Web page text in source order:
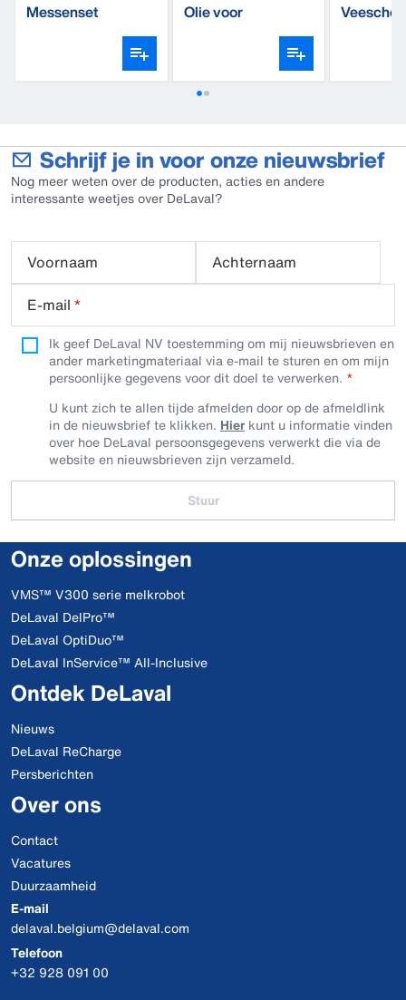
Messenset Olie voor
Schrijf je in voor onze nieuwsbrief
Nog meer weten over de producten, acties en andere
interessante weetjes over DeLaval?
Voornaam
Achternaam
E-mail *
Ik geef DeLaval NV toestemming om mij nieuwsbrieven en
ander marketingmateriaal via e-mail te sturen en om mijn
persoonlijke gegevens voor dit doel te verwerken.
U kunt zich te allen tijde afmelden door op de afmeldlink
in de nieuwsbrief te klikken. Hier kunt u informatie vinden
over hoe DeLaval persoonsgegevens verwerkt die via de
website en nieuwsbrieven zijn verzameld.
Stuur
Onze oplossingen
VMS™ V300 serie melkrobot
DeLaval DelPro™
DeLaval OptiDuo™
DeLaval InService™ All-Inclusive
Ontdek DeLaval
Nieuws
DeLaval ReCharge
Persberichten
Over ons
Contact
Vacatures
Duurzaamheid
E-mail
delaval.belgium@delaval.com
Telefoon
+32 928 091 00